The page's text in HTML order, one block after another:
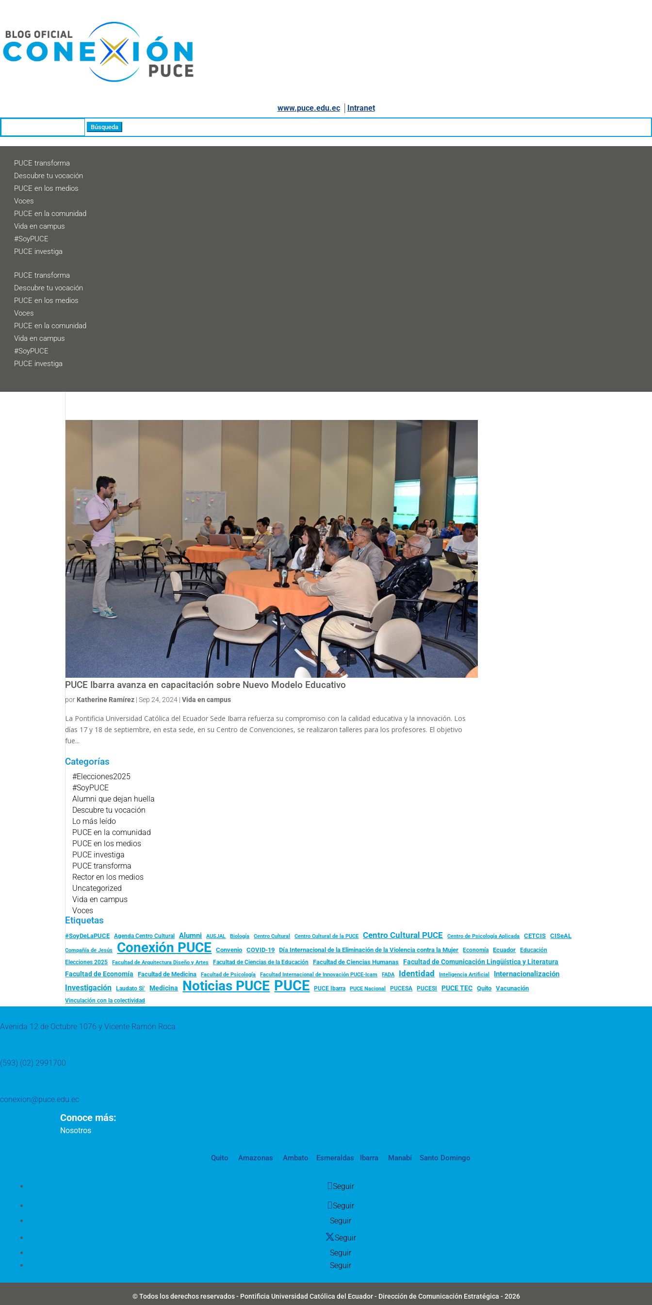
www.puce.edu.ec│ Intranet
PUCE transforma
Descubre tu vocación
PUCE en los medios
Voces
PUCE en la comunidad
Vida en campus
#SoyPUCE
PUCE investiga
PUCE transforma
Descubre tu vocación
PUCE en los medios
Voces
PUCE en la comunidad
Vida en campus
#SoyPUCE
PUCE investiga
PUCE Ibarra avanza en capacitación sobre Nuevo Modelo Educativo
por Katherine Ramírez |Sep 24, 2024 |Vida en campus
La Pontificia Universidad Católica del Ecuador Sede Ibarra refuerza su compromiso con la calidad educativa y la innovación. Los
días 17 y 18 de septiembre, en esta sede, en su Centro de Convenciones, se realizaron talleres para los profesores. El objetivo
fue...
Categorías
#Elecciones2025
#SoyPUCE
Alumni que dejan huella
Descubre tu vocación
Lo más leído
PUCE en la comunidad
PUCE en los medios
PUCE investiga
PUCE transforma
Rector en los medios
Uncategorized
Vida en campus
Voces
Etiquetas
#SoyDeLaPUCE Agenda Centro Cultural Alumni AUSJAL Biología Centro Cultural Centro Cultural de la PUCE Centro Cultural PUCE Centro de Psicología Aplicada CETCIS CISeAL
Compañía de Jesús Conexión PUCE Convenio COVID-19 Día Internacional de la Eliminación de la Violencia contra la Mujer Economía Ecuador
Educación
Elecciones 2025
Facultad de Arquitectura Diseño y Artes Facultad de Ciencias de la Educación Facultad de Ciencias Humanas Facultad de Comunicación Lingüística y Literatura
Facultad de Economía Facultad de Medicina Facultad de Psicología Facultad Internacional de Innovación PUCE-Icam FADA Identidad Inteligencia Artificial Internacionalización
Investigación Laudato Si’ Medicina Noticias PUCE PUCE PUCE Ibarra PUCE Nacional PUCESA PUCESI PUCE TEC Quito Vacunación
Vinculación con la colectividad
Avenida 12 de Octubre 1076 y Vicente Ramón Roca
(593) (02) 2991700
conexion@puce.edu.ec
Conoce más:
Nosotros
Quito Amazonas Ambato Esmeraldas Ibarra Manabí Santo Domingo
Seguir
Seguir
Seguir
Seguir
Seguir
Seguir
© Todos los derechos reservados - Pontificia Universidad Católica del Ecuador - Dirección de Comunicación Estratégica - 2026